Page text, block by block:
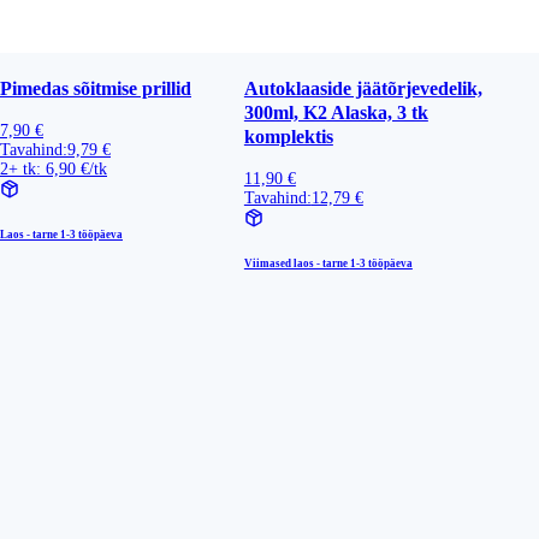
Pimedas sõitmise prillid
7,90 €
Tavahind:9,79 €
2+ tk: 6,90 €/tk
Laos - tarne 1-3 tööpäeva
Autoklaaside jäätõrjevedelik,
300ml, K2 Alaska, 3 tk
komplektis
11,90 €
Tavahind:12,79 €
Viimased laos - tarne 1-3 tööpäeva